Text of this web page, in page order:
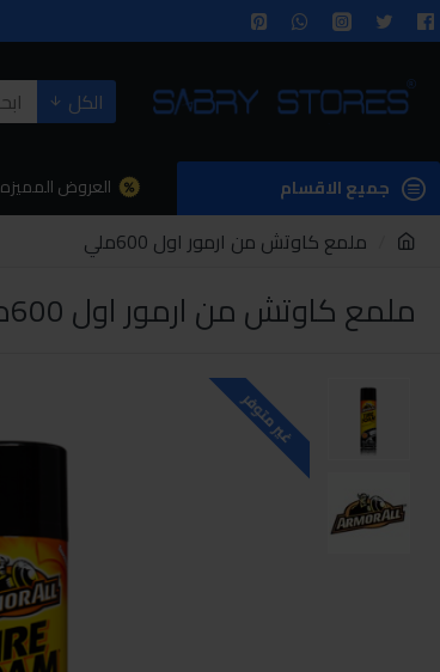
الكل
جميع الاقسام العروض المميزه
ملمع كاوتش من ارمور اول 600ملي
ملمع كاوتش من ارمور اول 600ملي
غير متوفر